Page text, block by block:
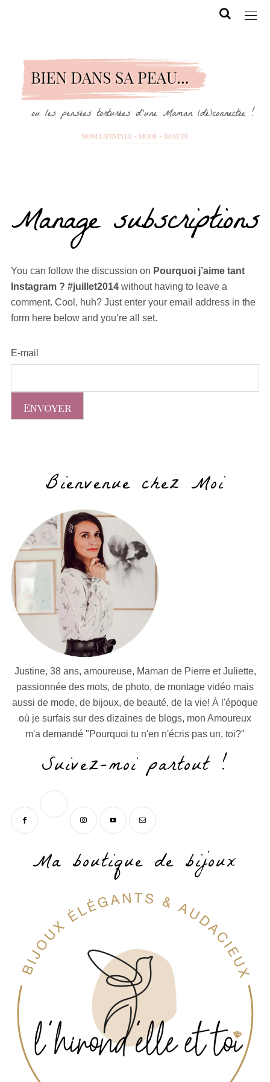
Manage subscriptions
You can follow the discussion on Pourquoi j’aime tant
Instagram ? #juillet2014 without having to leave a
comment. Cool, huh? Just enter your email address in the
form here below and you’re all set.
E-mail
Bienvenue chez Moi
Justine, 38 ans, amoureuse, Maman de Pierre et Juliette,
passionnée des mots, de photo, de montage vidéo mais
aussi de mode, de bijoux, de beauté, de la vie! À l'époque
où je surfais sur des dizaines de blogs, mon Amoureux
m'a demandé "Pourquoi tu n'en n'écris pas un, toi?"
Suivez-moi partout !
Ma boutique de bijoux